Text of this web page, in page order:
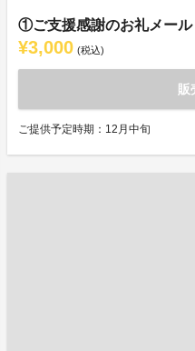
①ご支援感謝のお礼メール
¥3,000 (税込)
販
ご提供予定時期：12月中旬